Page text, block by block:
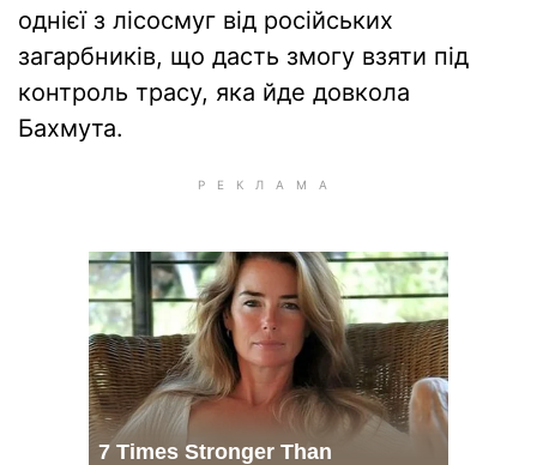
однієї з лісосмуг від російських
загарбників, що дасть змогу взяти під
контроль трасу, яка йде довкола
Бахмута.